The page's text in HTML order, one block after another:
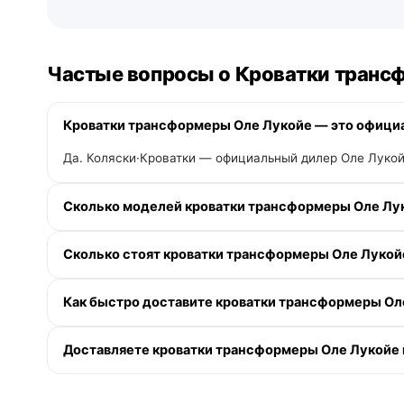
Частые вопросы о Кроватки
Кроватки трансформеры Оле Лукойе — это
Да. Коляски·Кроватки — официальный дилер Оле
Сколько моделей кроватки трансформеры Оле
Сколько стоят кроватки трансформеры Оле
Как быстро доставите кроватки трансформеры
пределах МКАД. По Санкт-Петербургу и
Доставляете кроватки трансформеры Оле